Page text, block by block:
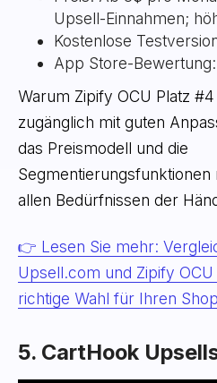
Upsell-Einnahmen;
Kostenlose
App Store-
Warum Zipify OCU Platz
zugänglich mit guten
das Preismodell und die
allen Bedürfnissen der
👉 Lesen Sie mehr:
Upsell.com und Zipify
richtige Wahl für Ihren
5. CartHook